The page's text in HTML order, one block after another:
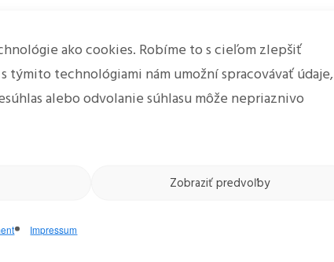
ako cookies. Robíme to s cieľom zlepšiť
týmito technológiami nám umožní spracovávať údaje,
alebo odvolanie súhlasu môže nepriaznivo
Zobraziť predvoľby
Impressum